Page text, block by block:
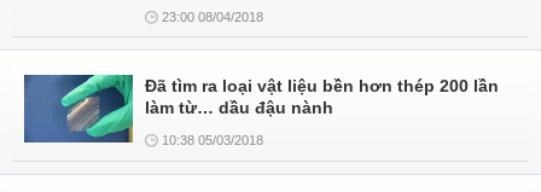
23:00 08/04/2018
Đã tìm ra loại vật liệu bền hơn thép 200 lần
làm từ… dầu đậu nành
10:38 05/03/2018